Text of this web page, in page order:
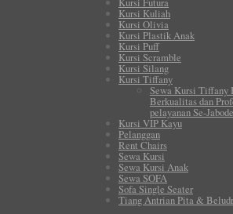
Kursi Kuliah
Kursi Olivia
Kursi Plastik Anak
Kursi Puff
Kursi Scramble
Kursi Silang
Kursi Tiffany
Sewa Kursi Tiffany
Berkualitas dan
pelayanan Se-
Kursi VIP Kayu
Pelanggan
Rent Chairs
Sewa Kursi
Sewa Kursi Anak
Sewa SOFA
Sofa Single Seater
Tiang Antrian Pita &